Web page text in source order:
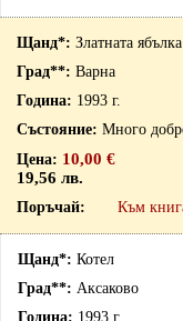
Златната ябълка
Варна
1993 г.
Много
10,00 €
19,56 лв.
Към
Котел
Аксаково
1993 г.